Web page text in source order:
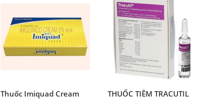
Thuốc Imiquad Cream
THUỐC TIÊM TRACUTIL